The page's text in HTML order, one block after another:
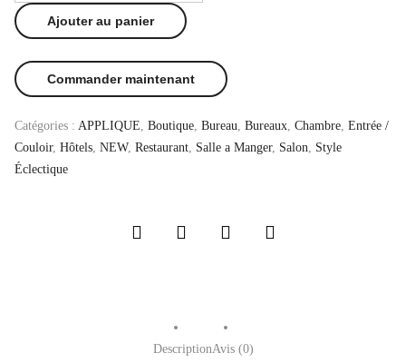
Ajouter au panier
Commander maintenant
Catégories : APPLIQUE, Boutique, Bureau, Bureaux, Chambre, Entrée /
Couloir, Hôtels, NEW, Restaurant, Salle a Manger, Salon, Style
Éclectique
DescriptionAvis (0)